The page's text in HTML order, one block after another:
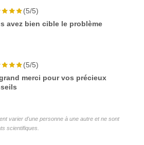
(5/5)
avez bien cible le problème
(5/5)
merci pour vos précieux
varier d'une personne à une autre et ne sont
scientifiques.